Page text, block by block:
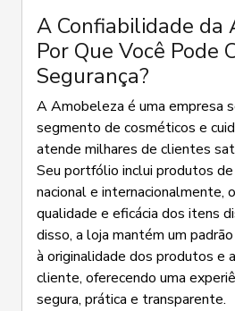
A Confiabilidade da
Por Que Você Pode
Segurança?
A Amobeleza é uma empresa
segmento de cosméticos e
atende milhares de clientes
Seu portfólio inclui produtos de
nacional e internacionalmente,
qualidade e eficácia dos itens
disso, a loja mantém um
à originalidade dos produtos e
cliente, oferecendo uma
segura, prática e transparente.